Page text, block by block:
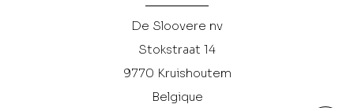
De Sloovere nv
Stokstraat 14
9770 Kruishoutem
Belgique